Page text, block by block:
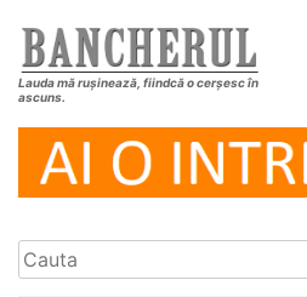
Lauda mă rușinează, fiindcă o cerșesc în
ascuns.